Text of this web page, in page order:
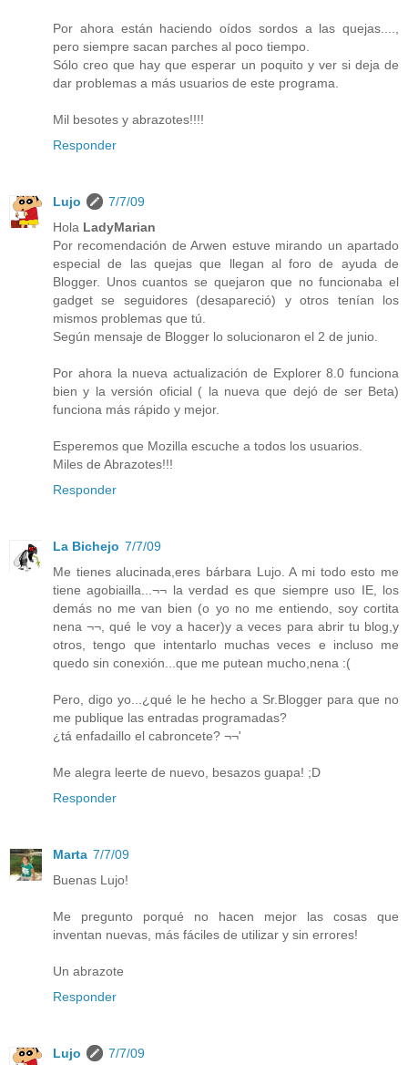
Por ahora están haciendo oídos sordos a las quejas....,
pero siempre sacan parches al poco tiempo.
Sólo creo que hay que esperar un poquito y ver si deja de
dar problemas a más usuarios de este programa.
Mil besotes y abrazotes!!!!
Responder
Lujo
7/7/09
Hola LadyMarian
Por recomendación de Arwen estuve mirando un apartado
especial de las quejas que llegan al foro de ayuda de
Blogger. Unos cuantos se quejaron que no funcionaba el
gadget se seguidores (desapareció) y otros tenían los
mismos problemas que tú.
Según mensaje de Blogger lo solucionaron el 2 de junio.
Por ahora la nueva actualización de Explorer 8.0 funciona
bien y la versión oficial ( la nueva que dejó de ser Beta)
funciona más rápido y mejor.
Esperemos que Mozilla escuche a todos los usuarios.
Miles de Abrazotes!!!
Responder
La Bichejo 7/7/09
Me tienes alucinada,eres bárbara Lujo. A mi todo esto me
tiene agobiailla...¬¬ la verdad es que siempre uso IE, los
demás no me van bien (o yo no me entiendo, soy cortita
nena ¬¬, qué le voy a hacer)y a veces para abrir tu blog,y
otros, tengo que intentarlo muchas veces e incluso me
quedo sin conexión...que me putean mucho,nena :(
Pero, digo yo...¿qué le he hecho a Sr.Blogger para que no
me publique las entradas programadas?
¿tá enfadaillo el cabroncete? ¬¬'
Me alegra leerte de nuevo, besazos guapa! ;D
Responder
Marta 7/7/09
Buenas Lujo!
Me pregunto porqué no hacen mejor las cosas que
inventan nuevas, más fáciles de utilizar y sin errores!
Un abrazote
Responder
Lujo 7/7/09